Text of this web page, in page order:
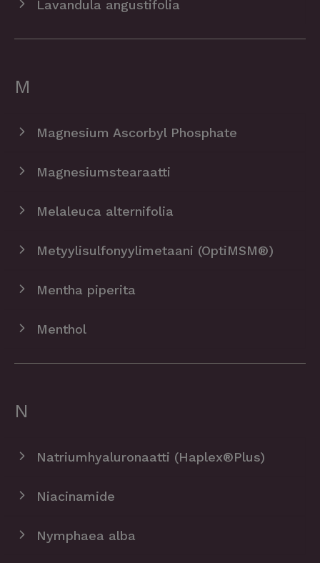
Lavandula angustifolia
M
Magnesium Ascorbyl Phosphate
Magnesiumstearaatti
Melaleuca alternifolia
Metyylisulfonyylimetaani (OptiMSM®)
Mentha piperita
Menthol
N
Natriumhyaluronaatti (Haplex®Plus)
Niacinamide
Nymphaea alba